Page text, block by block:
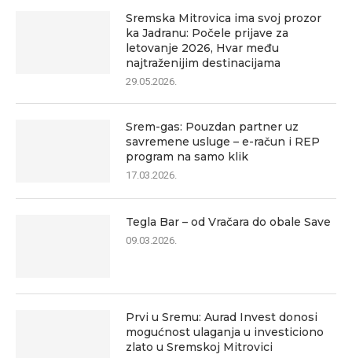
Sremska Mitrovica ima svoj prozor
ka Jadranu: Počele prijave za
letovanje 2026, Hvar među
najtraženijim destinacijama
29.05.2026.
Srem-gas: Pouzdan partner uz
savremene usluge – e-račun i REP
program na samo klik
17.03.2026.
Tegla Bar – od Vračara do obale Save
09.03.2026.
Prvi u Sremu: Aurad Invest donosi
mogućnost ulaganja u investiciono
zlato u Sremskoj Mitrovici